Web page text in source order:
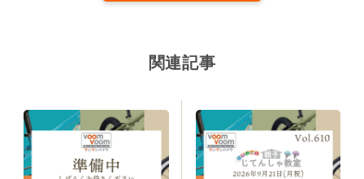
関連記事